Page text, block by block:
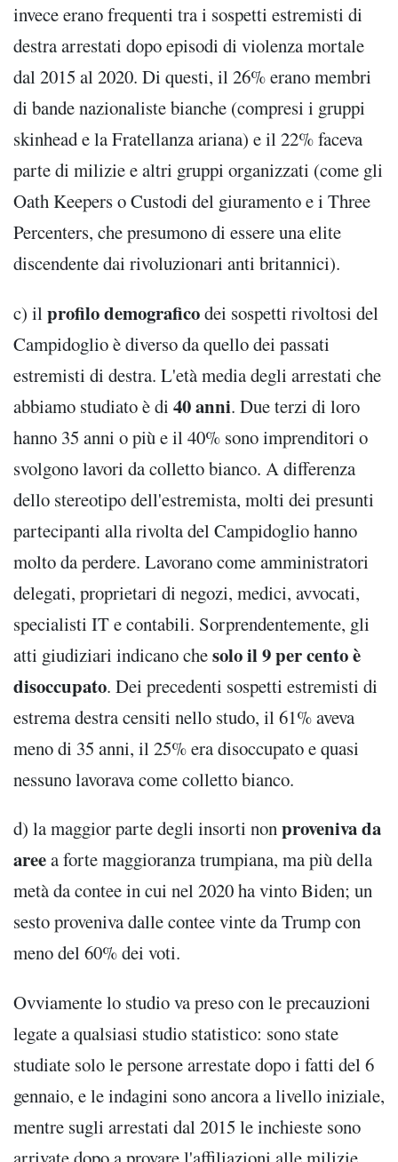
invece erano frequenti tra i sospetti estremisti di
destra arrestati dopo episodi di violenza mortale
dal 2015 al 2020. Di questi, il 26% erano membri
di bande nazionaliste bianche (compresi i gruppi
skinhead e la Fratellanza ariana) e il 22% faceva
parte di milizie e altri gruppi organizzati (come gli
Oath Keepers o Custodi del giuramento e i Three
Percenters, che presumono di essere una elite
discendente dai rivoluzionari anti britannici).
c) ilprofilo demograficodei sospetti rivoltosi del
Campidoglio è diverso da quello dei passati
estremisti di destra. L'età media degli arrestati che
abbiamo studiato è di 40 anni. Due terzi di loro
hanno 35 anni o più e il 40% sono imprenditori o
svolgono lavori da colletto bianco. A differenza
dello stereotipo dell'estremista, molti dei presunti
partecipanti alla rivolta del Campidoglio hanno
molto da perdere. Lavorano come amministratori
delegati, proprietari di negozi, medici, avvocati,
specialisti IT e contabili. Sorprendentemente, gli
atti giudiziari indicano chesolo il 9 per cento è
disoccupato. Dei precedenti sospetti estremisti di
estrema destra censiti nello studo, il 61% aveva
meno di 35 anni, il 25% era disoccupato e quasi
nessuno lavorava come colletto bianco.
d) la maggior parte degli insorti nonproveniva da
areea forte maggioranza trumpiana, ma più della
metà da contee in cui nel 2020 ha vinto Biden; un
sesto proveniva dalle contee vinte da Trump con
meno del 60% dei voti.
Ovviamente lo studio va preso con le precauzioni
legate a qualsiasi studio statistico: sono state
studiate solo le persone arrestate dopo i fatti del 6
gennaio, e le indagini sono ancora a livello iniziale,
mentre sugli arrestati dal 2015 le inchieste sono